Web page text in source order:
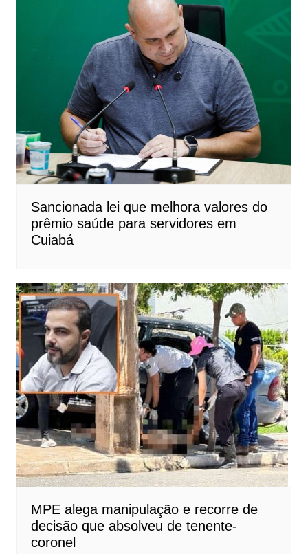
Sancionada lei que melhora valores do
prêmio saúde para servidores em
Cuiabá
MPE alega manipulação e recorre de
decisão que absolveu de tenente-
coronel